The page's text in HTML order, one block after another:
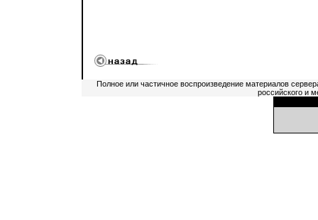
Полное или частичное воспроизведение материалов
российского и